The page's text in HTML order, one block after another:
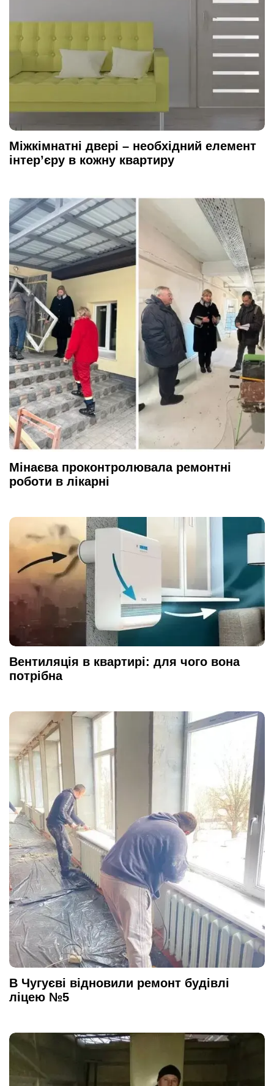
Міжкімнатні двері – необхідний елемент
інтер’єру в кожну квартиру
Мінаєва проконтролювала ремонтні
роботи в лікарні
Вентиляція в квартирі: для чого вона
потрібна
В Чугуєві відновили ремонт будівлі
ліцею №5